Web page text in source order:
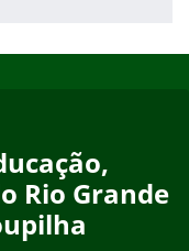
Rio Grande